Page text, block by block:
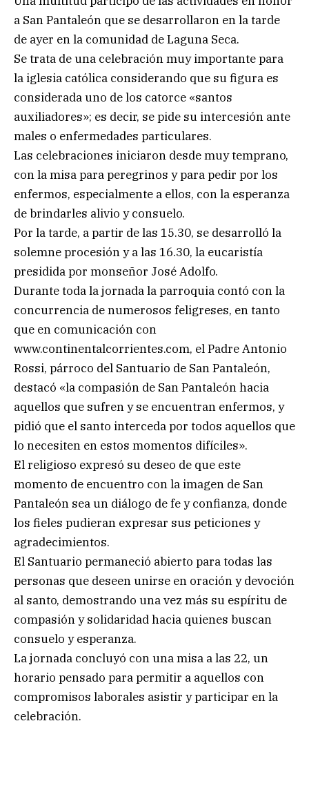
a San Pantaleón que se desarrollaron en la tarde
de ayer en la comunidad de Laguna Seca.
Se trata de una celebración muy importante para
la iglesia católica considerando que su figura es
considerada uno de los catorce «santos
auxiliadores»; es decir, se pide su intercesión ante
males o enfermedades particulares.
Las celebraciones iniciaron desde muy temprano,
con la misa para peregrinos y para pedir por los
enfermos, especialmente a ellos, con la esperanza
de brindarles alivio y consuelo.
Por la tarde, a partir de las 15.30, se desarrolló la
solemne procesión y a las 16.30, la eucaristía
presidida por monseñor José Adolfo.
Durante toda la jornada la parroquia contó con la
concurrencia de numerosos feligreses, en tanto
que en comunicación con
www.continentalcorrientes.com, el Padre Antonio
Rossi, párroco del Santuario de San Pantaleón,
destacó «la compasión de San Pantaleón hacia
aquellos que sufren y se encuentran enfermos, y
pidió que el santo interceda por todos aquellos que
lo necesiten en estos momentos difíciles».
El religioso expresó su deseo de que este
momento de encuentro con la imagen de San
Pantaleón sea un diálogo de fe y confianza, donde
los fieles pudieran expresar sus peticiones y
agradecimientos.
El Santuario permaneció abierto para todas las
personas que deseen unirse en oración y devoción
al santo, demostrando una vez más su espíritu de
compasión y solidaridad hacia quienes buscan
consuelo y esperanza.
La jornada concluyó con una misa a las 22, un
horario pensado para permitir a aquellos con
compromisos laborales asistir y participar en la
celebración.